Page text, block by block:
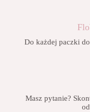
Do każdej paczki
Masz pytanie?